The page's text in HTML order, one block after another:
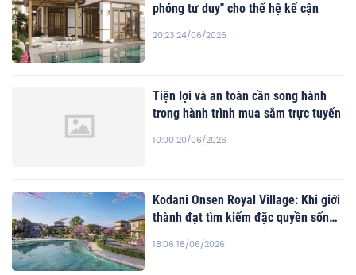
phóng tư duy" cho thế hệ kế cận
20:23 24/06/2026
Tiện lợi và an toàn cần song hành
trong hành trình mua sắm trực tuyến
10:00 20/06/2026
Kodani Onsen Royal Village: Khi giới
thành đạt tìm kiếm đặc quyền sống
18:06 18/06/2026